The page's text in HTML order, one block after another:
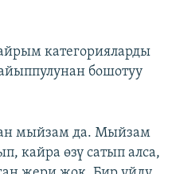
категорияларды
бошотуу
мыйзам да. Мыйзам
кайра өзү сатып алса,